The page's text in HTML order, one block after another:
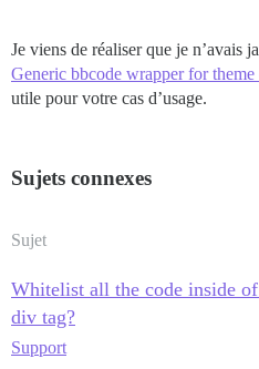
Je viens de réaliser que je n’avais
Generic bbcode wrapper for theme
utile pour votre cas d’usage.
Sujets connexes
Sujet
Whitelist all the code inside
div tag?
Support